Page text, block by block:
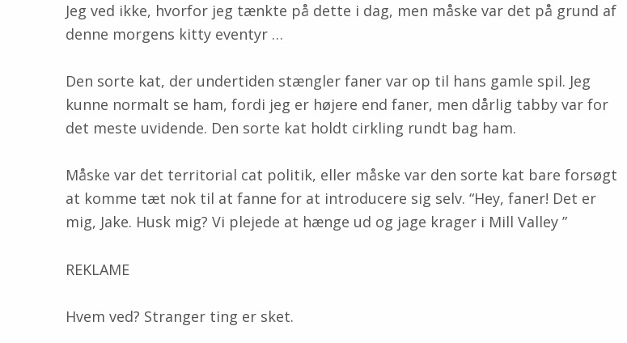
Jeg ved ikke, hvorfor jeg tænkte på dette i dag, men måske var det på grund af
denne morgens kitty eventyr …
Den sorte kat, der undertiden stængler faner var op til hans gamle spil. Jeg
kunne normalt se ham, fordi jeg er højere end faner, men dårlig tabby var for
det meste uvidende. Den sorte kat holdt cirkling rundt bag ham.
Måske var det territorial cat politik, eller måske var den sorte kat bare forsøgt
at komme tæt nok til at fanne for at introducere sig selv. “Hey, faner! Det er
mig, Jake. Husk mig? Vi plejede at hænge ud og jage krager i Mill Valley ”
REKLAME
Hvem ved? Stranger ting er sket.